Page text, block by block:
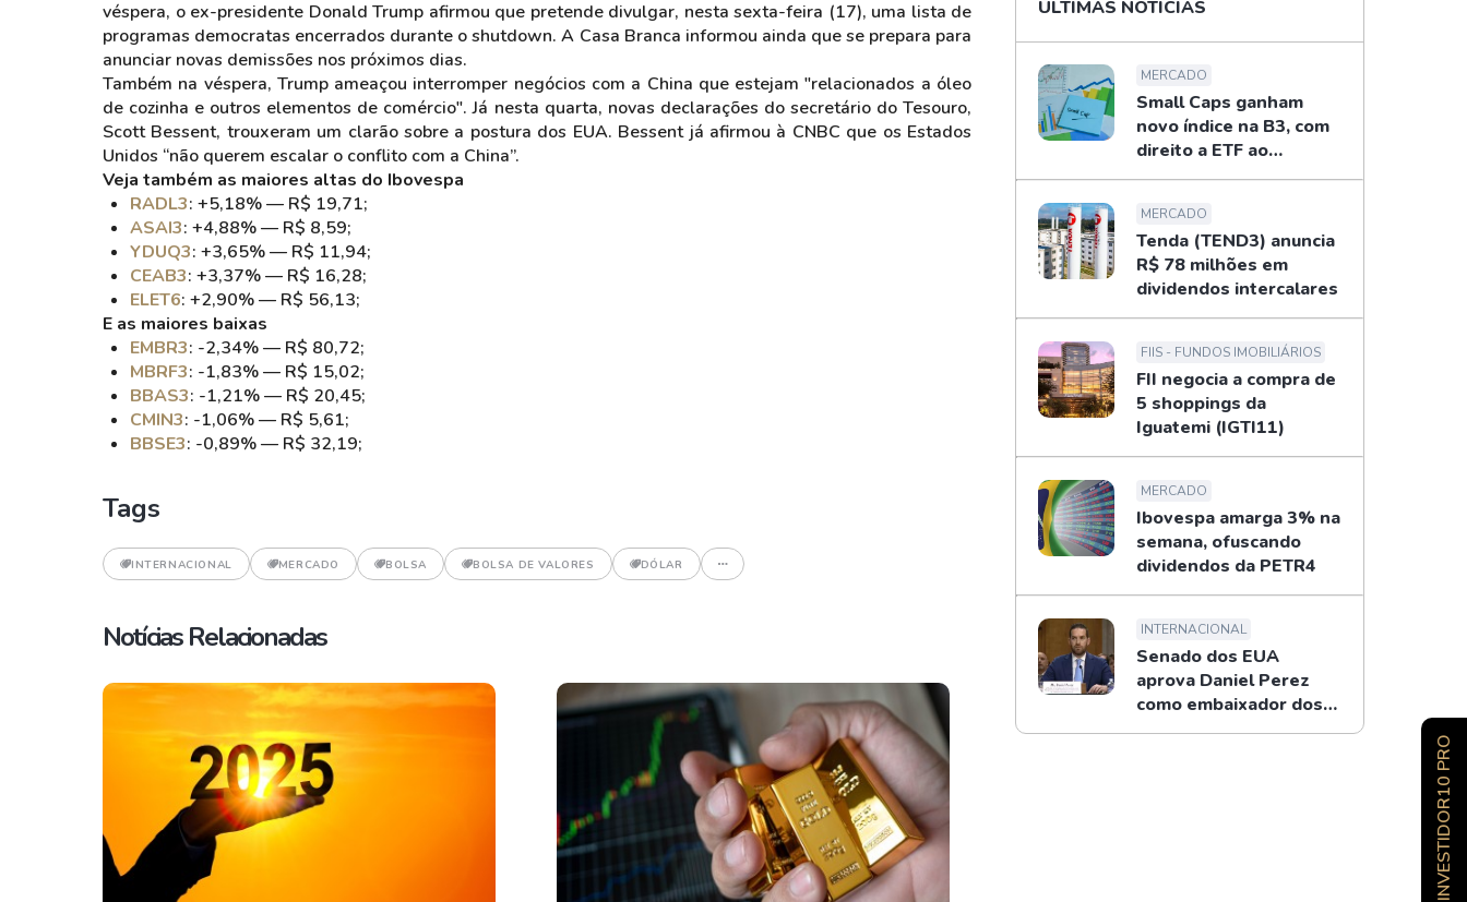
véspera, o ex-presidente Donald Trump afirmou que pretende divulgar, nesta sexta-feira (17), uma lista de
programas democratas encerrados durante o shutdown. A Casa Branca informou ainda que se prepara para
anunciar novas demissões nos próximos dias.
Também na véspera, Trump ameaçou interromper negócios com a China que estejam "relacionados a óleo
de cozinha e outros elementos de comércio". Já nesta quarta, novas declarações do secretário do Tesouro,
Scott Bessent, trouxeram um clarão sobre a postura dos EUA. Bessent já afirmou à CNBC que os Estados
Unidos “não querem escalar o conflito com a China”.
Veja também as maiores altas do Ibovespa
RADL3: +5,18% — R$ 19,71;
ASAI3: +4,88% — R$ 8,59;
YDUQ3: +3,65% — R$ 11,94;
CEAB3: +3,37% — R$ 16,28;
ELET6: +2,90% — R$ 56,13;
E as maiores baixas
EMBR3: -2,34% — R$ 80,72;
MBRF3: -1,83% — R$ 15,02;
BBAS3: -1,21% — R$ 20,45;
CMIN3: -1,06% — R$ 5,61;
BBSE3: -0,89% — R$ 32,19;
Tags
INTERNACIONAL MERCADO BOLSA BOLSA DE VALORES DÓLAR
Notícias Relacionadas
ÚLTIMAS NOTÍCIAS
MERCADO
Small Caps ganham
novo índice na B3, com
direito a ETF ao
investidor
MERCADO
Tenda (TEND3) anuncia
R$ 78 milhões em
dividendos intercalares
FIIS - FUNDOS IMOBILIÁRIOS
FII negocia a compra de
5 shoppings da
Iguatemi (IGTI11)
MERCADO
Ibovespa amarga 3% na
semana, ofuscando
dividendos da PETR4
INTERNACIONAL
Senado dos EUA
aprova Daniel Perez
como embaixador dos
EUA no Brasil
INVESTIDOR10 PRO